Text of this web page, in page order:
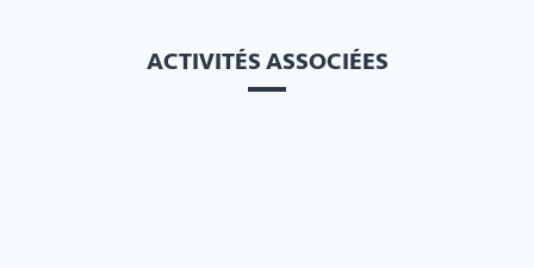
ACTIVITÉS ASSOCIÉES